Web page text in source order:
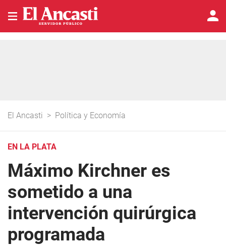
El Ancasti > Política y Economía
EN LA PLATA
Máximo Kirchner es
sometido a una
intervención quirúrgica
programada